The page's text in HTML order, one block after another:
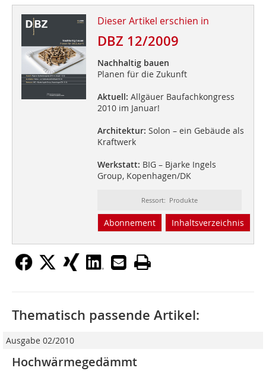
Dieser Artikel erschien in
DBZ 12/2009
Nachhaltig bauen
Planen für die Zukunft
Aktuell: Allgäuer Baufachkongress
2010 im Januar!
Architektur: Solon – ein Gebäude als
Kraftwerk
Werkstatt: BIG – Bjarke Ingels
Group, Kopenhagen/DK
Ressort: Produkte
Abonnement Inhaltsverzeichnis
Thematisch passende Artikel:
Ausgabe 02/2010
Hochwärmegedämmt